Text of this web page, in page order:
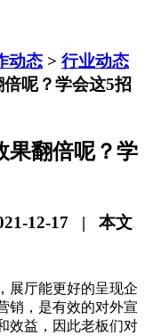
动态 > 行业动态
呢？学会这5招
果翻倍呢？学
12-17 | 本文
厅能更好的呈现企
销，是有效的对外宣
效益，因此老板们对